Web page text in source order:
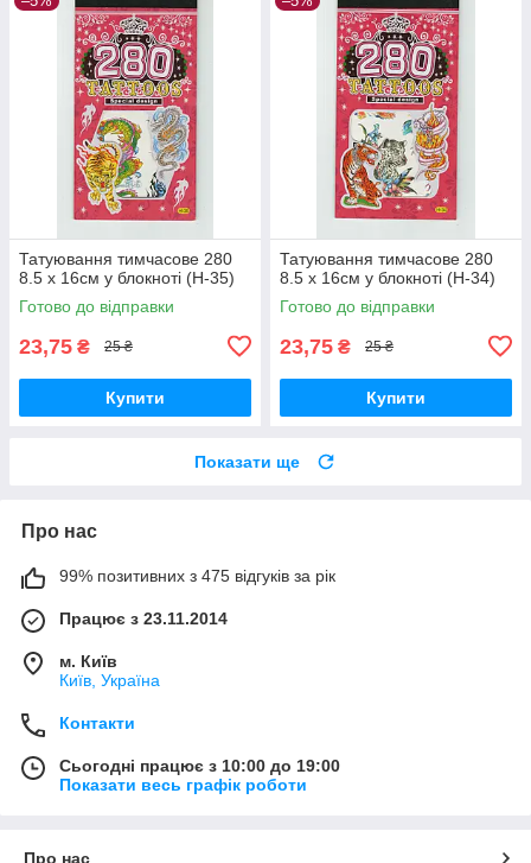
Татуювання тимчасове 280
8.5 х 16см у блокноті (H-35)
Готово до відправки
23,75 ₴ 25 ₴
Купити
Татуювання тимчасове 280
8.5 х 16см у блокноті (H-34)
Готово до відправки
23,75 ₴ 25 ₴
Купити
Показати ще
Про нас
99% позитивних з 475 відгуків за рік
Працює з 23.11.2014
м. Київ
Київ, Україна
Контакти
Сьогодні працює з 10:00 до 19:00
Показати весь графік роботи
Про нас